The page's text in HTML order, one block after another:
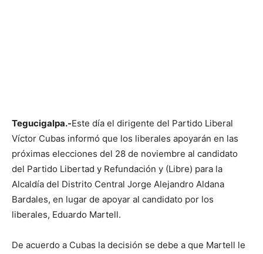
Tegucigalpa.-Este día el dirigente del Partido Liberal
Víctor Cubas informó que los liberales apoyarán en las
próximas elecciones del 28 de noviembre al candidato
del Partido Libertad y Refundación y (Libre) para la
Alcaldía del Distrito Central Jorge Alejandro Aldana
Bardales, en lugar de apoyar al candidato por los
liberales, Eduardo Martell.
De acuerdo a Cubas la decisión se debe a que Martell le